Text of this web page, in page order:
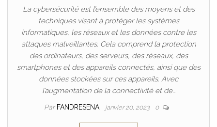
La cybersécurité est l’ensemble des moyens et des
techniques visant à protéger les systèmes
informatiques, les réseaux et les données contre les
attaques malveillantes. Cela comprend la protection
des ordinateurs, des serveurs, des réseaux, des
smartphones et des appareils connectés, ainsi que des
données stockées sur ces appareils. Avec
l’augmentation de la connectivité et de…
Par FANDRESENA janvier 20, 2023 0